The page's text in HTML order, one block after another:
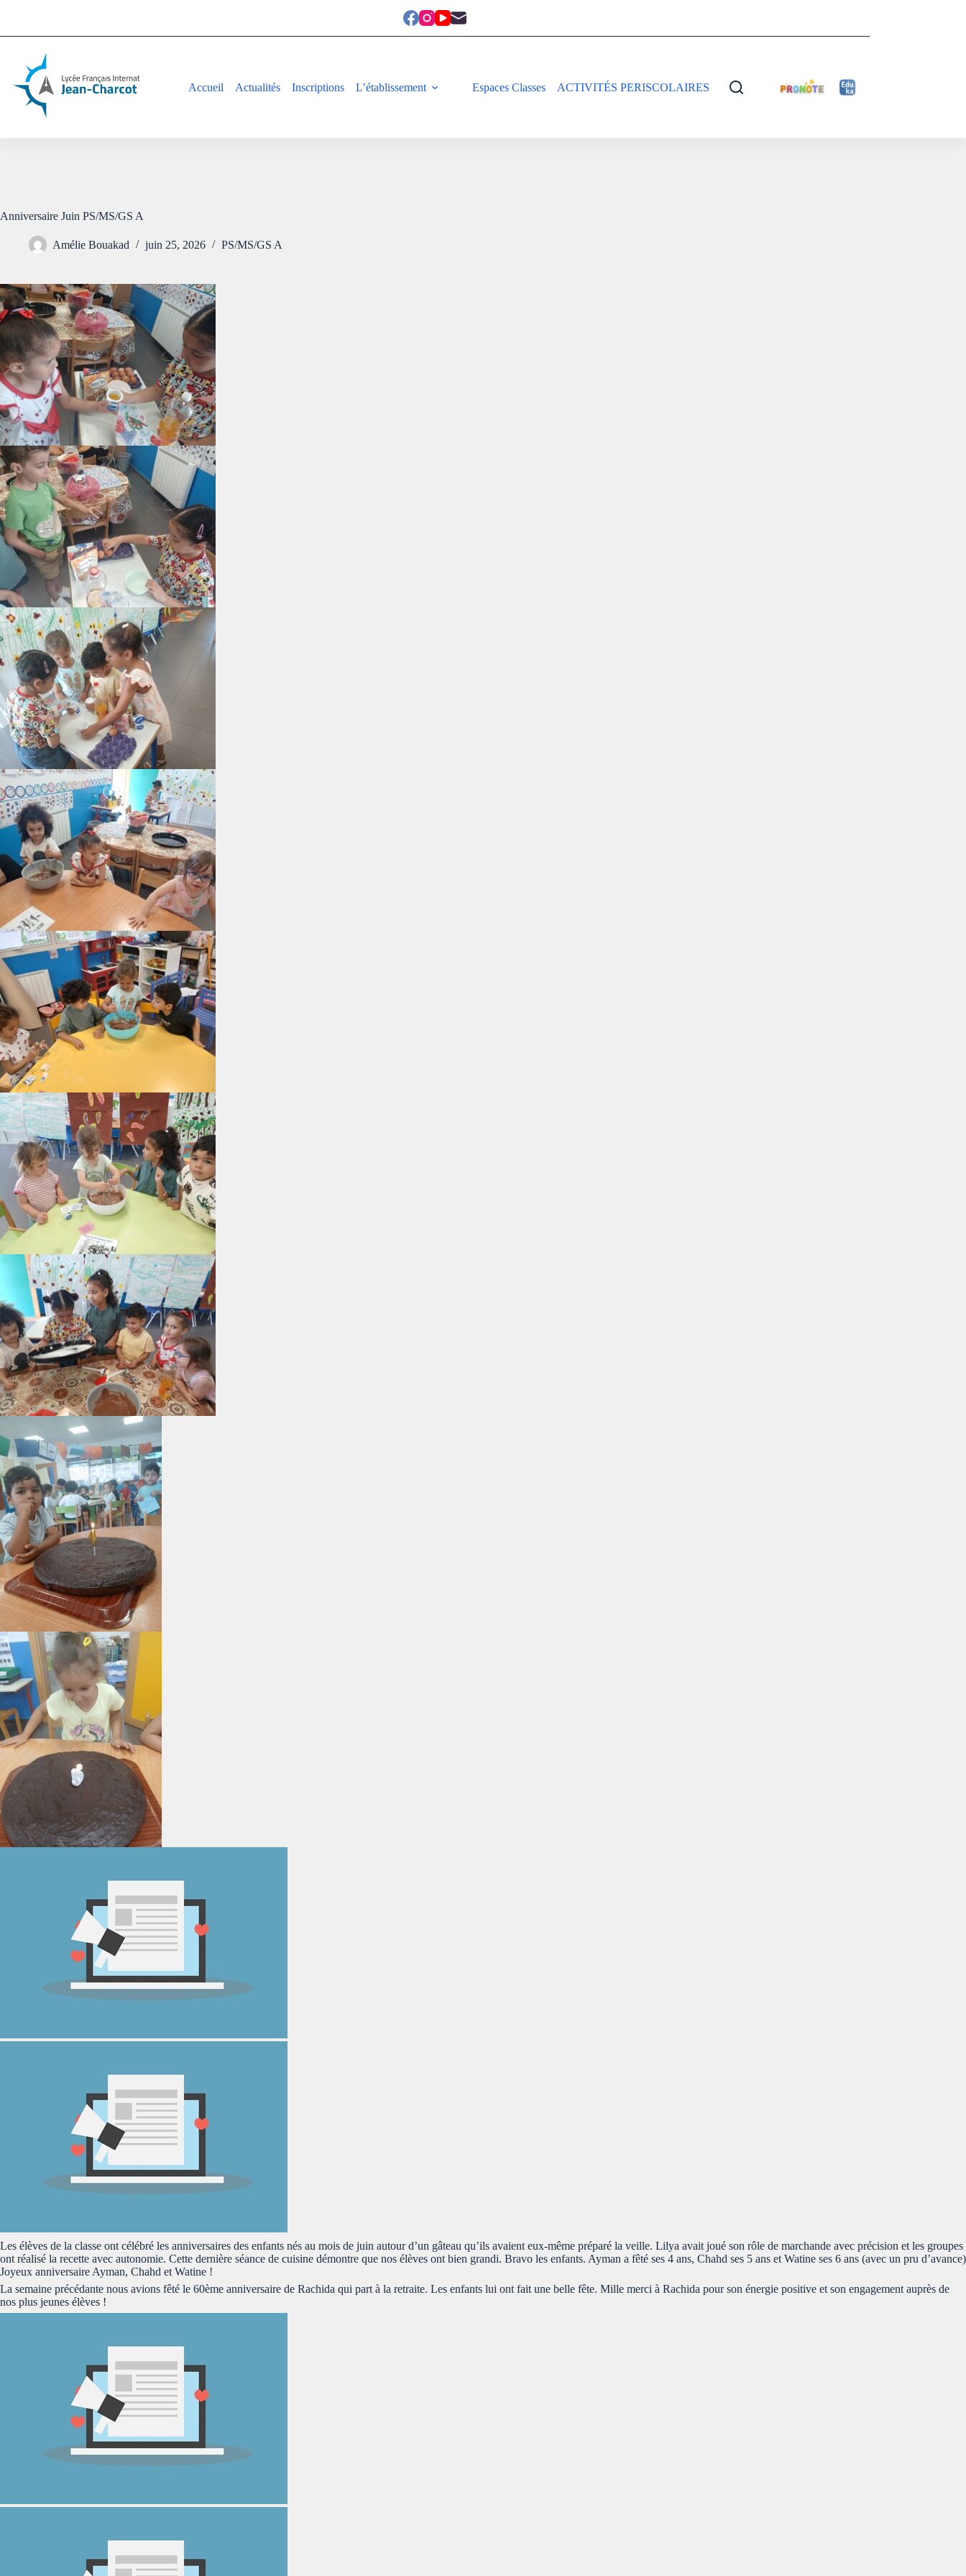
Accueil Actualités Inscriptions L’établissement Espaces Classes ACTIVITÉS PERISCOLAIRES
Anniversaire Juin PS/MS/GS A
Amélie Bouakad juin 25, 2026 PS/MS/GS A
Les élèves de la classe ont célébré les anniversaires des enfants nés au mois de juin autour d’un gâteau qu’ils avaient eux-même préparé la veille. Lilya avait joué son rôle de marchande avec précision et les groupes
ont réalisé la recette avec autonomie. Cette dernière séance de cuisine démontre que nos élèves ont bien grandi. Bravo les enfants. Ayman a fêté ses 4 ans, Chahd ses 5 ans et Watine ses 6 ans (avec un pru d’avance)
Joyeux anniversaire Ayman, Chahd et Watine !
La semaine précédante nous avions fêté le 60ème anniversaire de Rachida qui part à la retraite. Les enfants lui ont fait une belle fête. Mille merci à Rachida pour son énergie positive et son engagement auprès de
nos plus jeunes élèves !